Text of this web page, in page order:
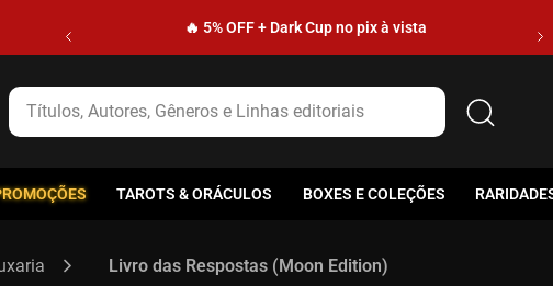
🔥 5% OFF + Dark Cup no pix à vista
Títulos, Autores, Gêneros e Linhas editoriais
TAROTS & ORÁCULOS BOXES E COLEÇÕES
Livro das Respostas (Moon Edition)